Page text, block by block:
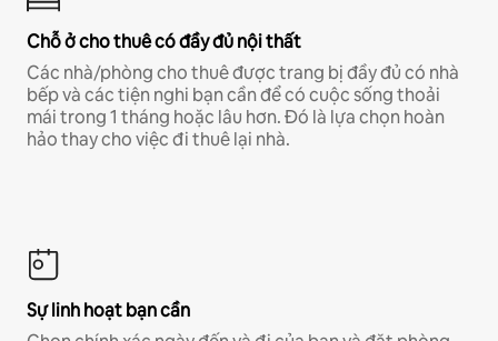
Chỗ ở cho thuê có đầy đủ nội thất
Các nhà/phòng cho thuê được trang bị đầy đủ có nhà
bếp và các tiện nghi bạn cần để có cuộc sống thoải
mái trong 1 tháng hoặc lâu hơn. Đó là lựa chọn hoàn
hảo thay cho việc đi thuê lại nhà.
Sự linh hoạt bạn cần